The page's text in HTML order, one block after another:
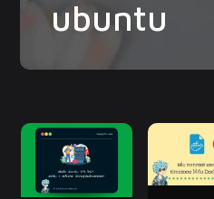
ubuntu